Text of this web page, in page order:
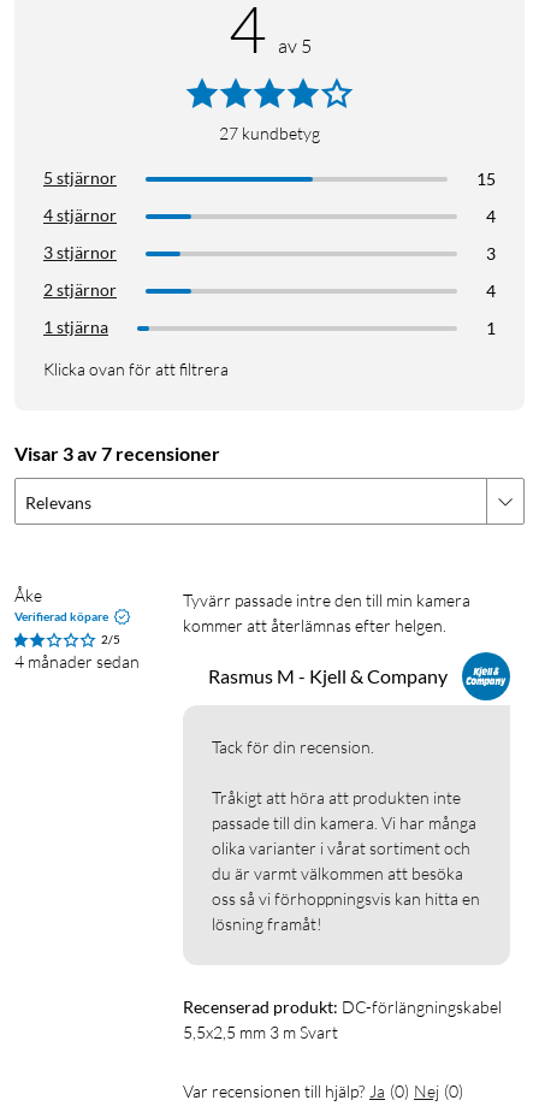
4 av 5
27 kundbetyg
5 stjärnor
15
4 stjärnor
4
3 stjärnor
3
2 stjärnor
4
1 stjärna
1
Klicka ovan för att filtrera
Visar 3 av 7 recensioner
Relevans
Åke
Verifierad köpare
2/5
4 månader sedan
Tyvärr passade intre den till min kamera
kommer att återlämnas efter helgen.
Rasmus M - Kjell & Company
Tack för din recension.
Tråkigt att höra att produkten inte
passade till din kamera. Vi har många
olika varianter i vårat sortiment och
du är varmt välkommen att besöka
oss så vi förhoppningsvis kan hitta en
lösning framåt!
Recenserad produkt: DC-förlängningskabel
5,5x2,5 mm 3 m Svart
Var recensionen till hjälp? Ja (0) Nej (0)